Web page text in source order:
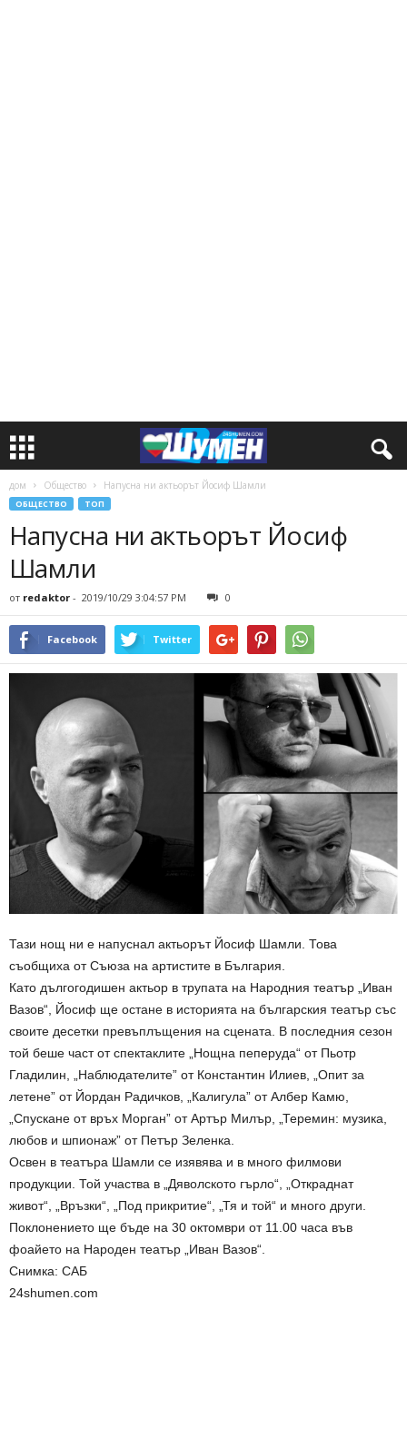
дом Общество Напусна ни актьорът Йосиф Шамли
ОБЩЕСТВО ТОП
Напусна ни актьорът Йосиф
Шамли
от redaktor - 2019/10/29 3:04:57 PM 0
Facebook Twitter
Тази нощ ни е напуснал актьорът Йосиф Шамли. Това
съобщиха от Съюза на артистите в България.
Като дългогодишен актьор в трупата на Народния театър „Иван
Вазов“, Йосиф ще остане в историята на българския театър със
своите десетки превъплъщения на сцената. В последния сезон
той беше част от спектаклите „Нощна пеперуда“ от Пьотр
Гладилин, „Наблюдателите” от Константин Илиев, „Опит за
летене” от Йордан Радичков, „Калигула” от Албер Камю,
„Спускане от връх Морган” от Артър Милър, „Теремин: музика,
любов и шпионаж” от Петър Зеленка.
Освен в театъра Шамли се изявява и в много филмови
продукции. Той участва в „Дяволското гърло“, „Откраднат
живот“, „Връзки“, „Под прикритие“, „Тя и той“ и много други.
Поклонението ще бъде на 30 октомври от 11.00 часа във
фоайето на Народен театър „Иван Вазов“.
Снимка: САБ
24shumen.com